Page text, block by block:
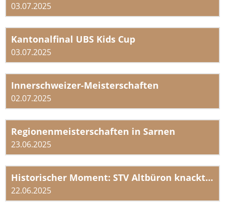
03.07.2025
Kantonalfinal UBS Kids Cup
03.07.2025
Innerschweizer-Meisterschaften
02.07.2025
Regionenmeisterschaften in Sarnen
23.06.2025
Historischer Moment: STV Altbüron knackt 23-jährigen Vereinsrekord in Lausanne
22.06.2025